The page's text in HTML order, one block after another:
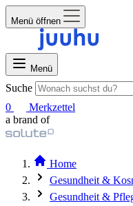
Menü öffnen
Menü
Suche
0
Merkzettel
a brand of
Home
Gesundheit &
Gesundheit &